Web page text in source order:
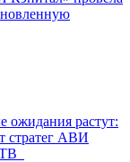
ожидания растут:
стратег АВИ